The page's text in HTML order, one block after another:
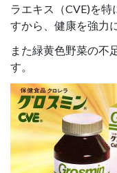
ラエキス（CVE)を
すから、健康を強力
また緑黄色野菜の不
す。